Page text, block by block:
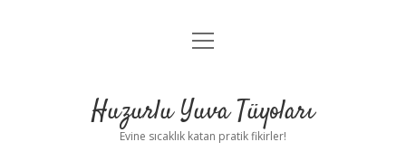
Anasayfa
Yasal Uyarı
menüyü
Huzurlu Yuva Tüyoları
Evine sıcaklık katan pratik fikirler!